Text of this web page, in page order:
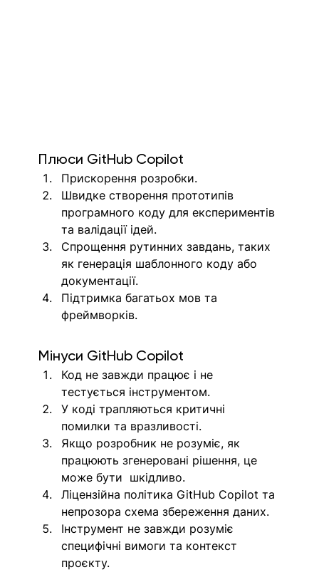
Плюси GitHub Copilot
Прискорення розробки.
Швидке створення прототипів
програмного коду для експериментів
та валідації ідей.
Спрощення рутинних завдань, таких
як генерація шаблонного коду або
документації.
Підтримка багатьох мов та
фреймворків.
Мінуси GitHub Copilot
Код не завжди працює і не
тестується інструментом.
У коді трапляються критичні
помилки та вразливості.
Якщо розробник не розуміє, як
працюють згенеровані рішення, це
може бути  шкідливо.
Ліцензійна політика GitHub Copilot та
непрозора схема збереження даних.
Інструмент не завжди розуміє
специфічні вимоги та контекст
проєкту.